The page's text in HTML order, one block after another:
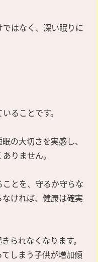
はなく、深い眠りに
ることです。
の大切さを実感し、
りません。
とを、守るか守らな
ければ、健康は確実
られなくなります。
しまう子供が増加傾